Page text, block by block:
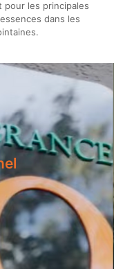
pour les principales
dans les